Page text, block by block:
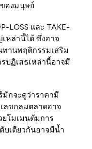
ของมนุษย์
LOSS และ TAKE-
หล่านี้ได้ ซึ่งอาจ
านพฤติกรรมเสริม
ปฏิเสธเหล่านี้อาจมี
มักจะดูว่าราคามี
ลขกลมตลาดอาจ
ยโมเมนตัมการ
บเดียวกันอาจมีน้ำ